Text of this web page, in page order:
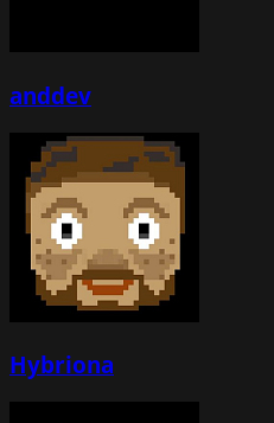
anddev
Hybriona